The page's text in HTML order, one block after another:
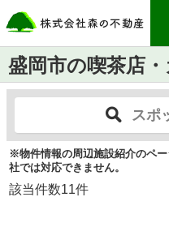
盛岡市の喫茶店
スポ
※物件情報の周辺施設紹介のペ
社では対応できません。
該当件数11件